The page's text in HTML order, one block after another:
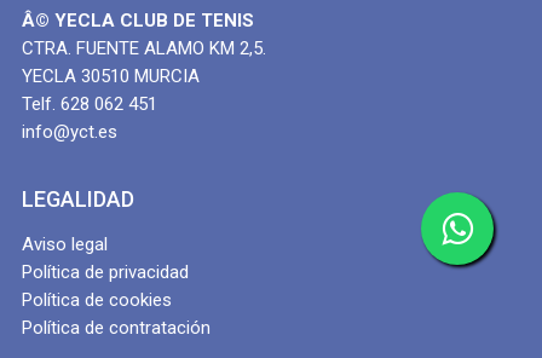
Â© YECLA CLUB DE TENIS
CTRA. FUENTE ALAMO KM 2,5.
YECLA 30510 MURCIA
Telf. 628 062 451
info@yct.es
LEGALIDAD
Aviso legal
Política de privacidad
Política de cookies
Política de contratación